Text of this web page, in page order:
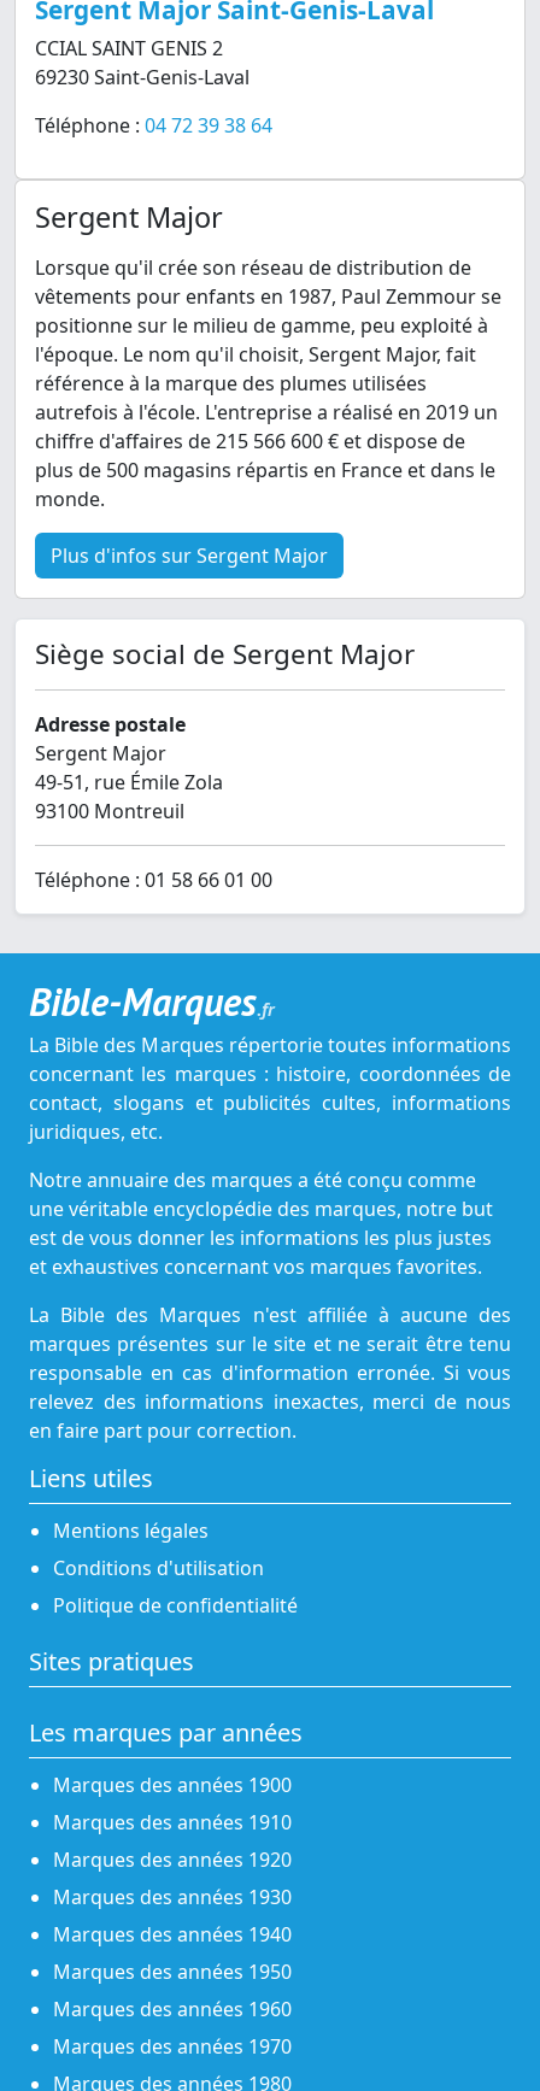
Sergent Major Saint-Genis-Laval
CCIAL SAINT GENIS 2
69230 Saint-Genis-Laval
Téléphone : 04 72 39 38 64
Sergent Major
Lorsque qu'il crée son réseau de distribution de
vêtements pour enfants en 1987, Paul Zemmour se
positionne sur le milieu de gamme, peu exploité à
l'époque. Le nom qu'il choisit, Sergent Major, fait
référence à la marque des plumes utilisées
autrefois à l'école. L'entreprise a réalisé en 2019 un
chiffre d'affaires de 215 566 600 € et dispose de
plus de 500 magasins répartis en France et dans le
monde.
Plus d'infos sur Sergent Major
Siège social de Sergent Major
Adresse postale
Sergent Major
49-51, rue Émile Zola
93100 Montreuil
Téléphone : 01 58 66 01 00
Bible-Marques.fr
La Bible des Marques répertorie toutes informations
concernant les marques : histoire, coordonnées de
contact, slogans et publicités cultes, informations
juridiques, etc.
Notre annuaire des marques a été conçu comme
une véritable encyclopédie des marques, notre but
est de vous donner les informations les plus justes
et exhaustives concernant vos marques favorites.
La Bible des Marques n'est affiliée à aucune des
marques présentes sur le site et ne serait être tenu
responsable en cas d'information erronée. Si vous
relevez des informations inexactes, merci de nous
en faire part pour correction.
Liens utiles
Mentions légales
Conditions d'utilisation
Politique de confidentialité
Sites pratiques
Les marques par années
Marques des années 1900
Marques des années 1910
Marques des années 1920
Marques des années 1930
Marques des années 1940
Marques des années 1950
Marques des années 1960
Marques des années 1970
Marques des années 1980